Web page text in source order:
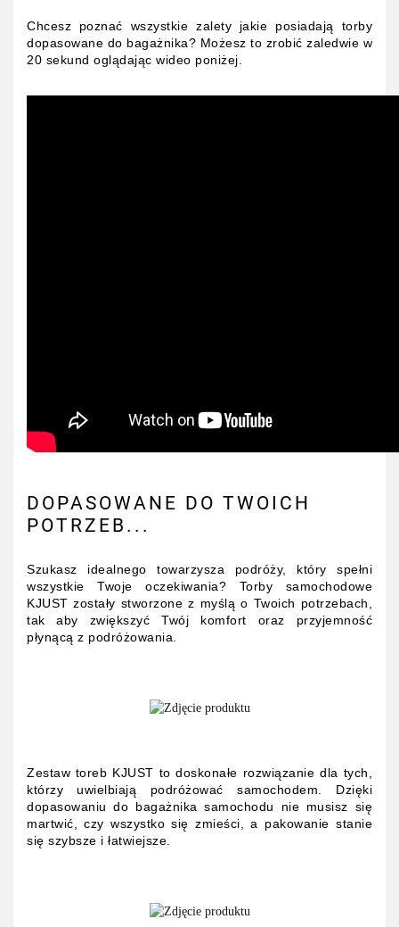
Chcesz poznać wszystkie zalety jakie posiadają torby
dopasowane do bagażnika? Możesz to zrobić zaledwie w
20 sekund oglądając wideo poniżej.
DOPASOWANE DO TWOICH
POTRZEB...
Szukasz idealnego towarzysza podróży, który spełni
wszystkie Twoje oczekiwania? Torby samochodowe
KJUST zostały stworzone z myślą o Twoich potrzebach,
tak aby zwiększyć Twój komfort oraz przyjemność
płynącą z podróżowania.
Zestaw toreb KJUST to doskonałe rozwiązanie dla tych,
którzy uwielbiają podróżować samochodem. Dzięki
dopasowaniu do bagażnika samochodu nie musisz się
martwić, czy wszystko się zmieści, a pakowanie stanie
się szybsze i łatwiejsze.